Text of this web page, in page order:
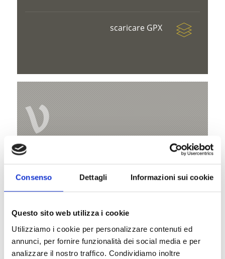
Consenso Dettagli Informazioni sui cookie
Questo sito web utilizza i cookie
Utilizziamo i cookie per personalizzare contenuti ed
annunci, per fornire funzionalità dei social media e per
analizzare il nostro traffico. Condividiamo inoltre
scaricare GPX
V
Jochwaal di Tarres
Hauptplatz 14
info@latsch.it
Posizione